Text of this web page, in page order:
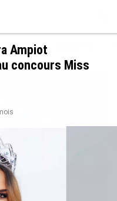
Ampiot
concours Miss